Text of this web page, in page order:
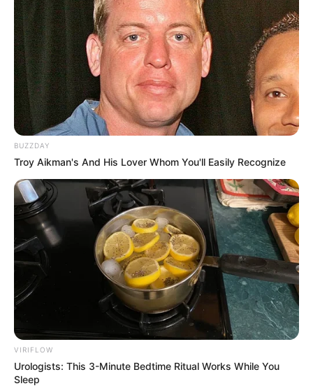
BUZZDAY
Troy Aikman's And His Lover Whom You'll Easily Recognize
VIRIFLOW
Urologists: This 3-Minute Bedtime Ritual Works While You
Sleep